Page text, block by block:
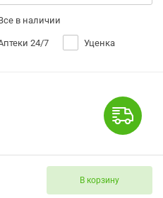
в наличии
24/7 Уценка
В корзину